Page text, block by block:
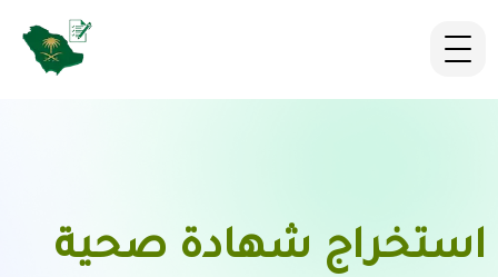
استخراج شهادة صحية